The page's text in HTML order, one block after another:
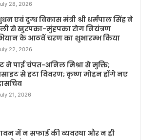
28, 2026
एवं दुग्ध विकास मंत्री श्री धर्मपाल सिंह ने
से खुरपका-मुंहपका रोग नियंत्रण
के आठवें चरण का शुभारम्भ किया
22, 2026
ने पाई चंपत-अनिल मिश्रा से मुक्ति;
से हटा विवरण; कृष्ण मोहन होंगे नए
21, 2026
में न सफाई की व्यवस्था और न ही